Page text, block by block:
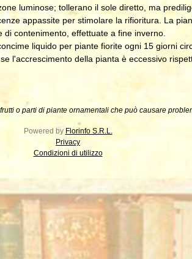
luminose; tollerano il sole diretto, ma
appassite per stimolare la rifioritura. La
di contenimento, effettuate a fine inverno.
liquido per piante fiorite ogni 15 giorni
l'accrescimento della pianta è eccessivo
o parti di piante ornamentali che può causare
Powered by Florinfo S.R.L.
Privacy
Condizioni di utilizzo